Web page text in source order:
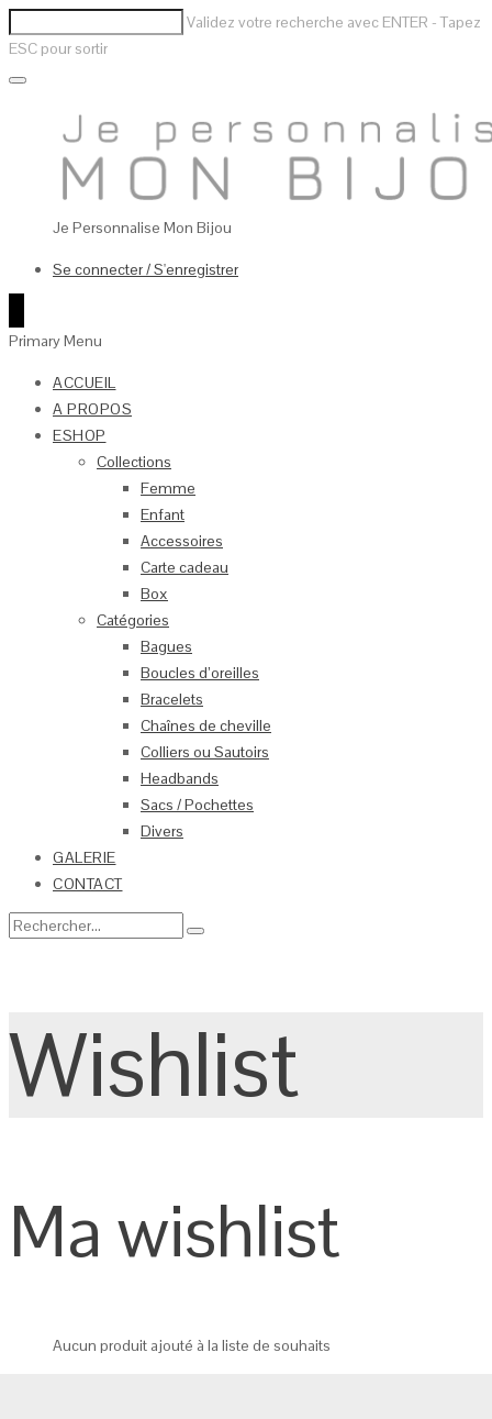
Validez votre recherche avec ENTER - Tapez
ESC pour sortir
Je Personnalise Mon Bijou
Se connecter / S'enregistrer
Primary Menu
ACCUEIL
A PROPOS
ESHOP
Collections
Femme
Enfant
Accessoires
Carte cadeau
Box
Catégories
Bagues
Boucles d’oreilles
Bracelets
Chaînes de cheville
Colliers ou Sautoirs
Headbands
Sacs / Pochettes
Divers
GALERIE
CONTACT
Wishlist
Ma wishlist
Aucun produit ajouté à la liste de souhaits